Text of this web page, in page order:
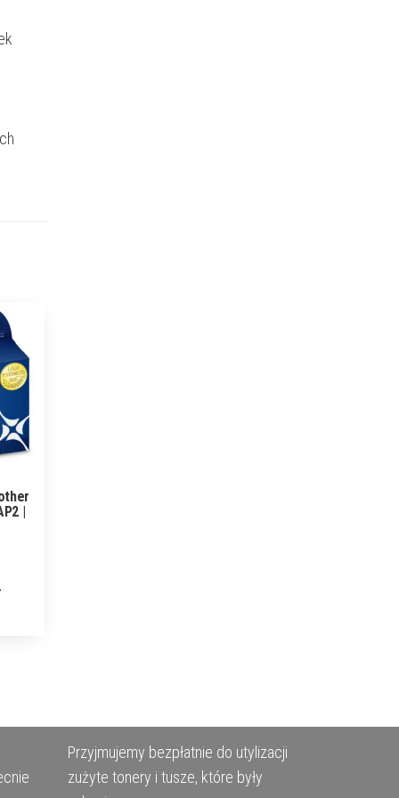
|
Przyjmujemy bezpłatnie do utylizacji
zużyte tonery i tusze, które były